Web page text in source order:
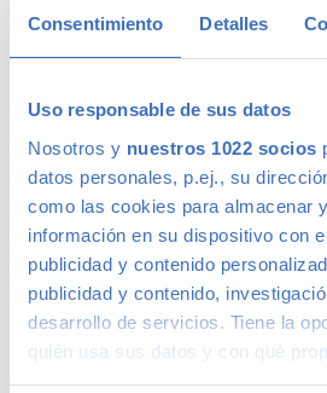
Consentimiento Detalles
Uso responsable de sus datos
Nosotros y nuestros 1022 socios
datos personales, p.ej., su
como las cookies para almacenar
información en su dispositivo con
publicidad y contenido
publicidad y contenido,
desarrollo de servicios. Tiene la
quién usa sus datos y con qué
riguroso control de calidad de 110
Garantía 5 Estrellas muy similar a la
Concesionario de
En Canalcar, el concesionario de
grande de Madrid, disponemos de
marcas y modelos. Encuentra el
relación calidad-precio. O si lo
aconsejamos.